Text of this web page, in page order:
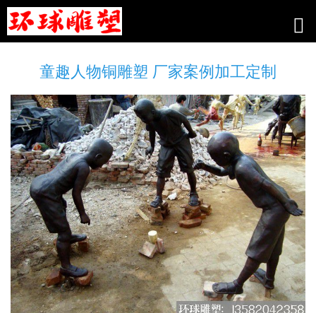
童趣人物铜雕塑 厂家案例加工定制